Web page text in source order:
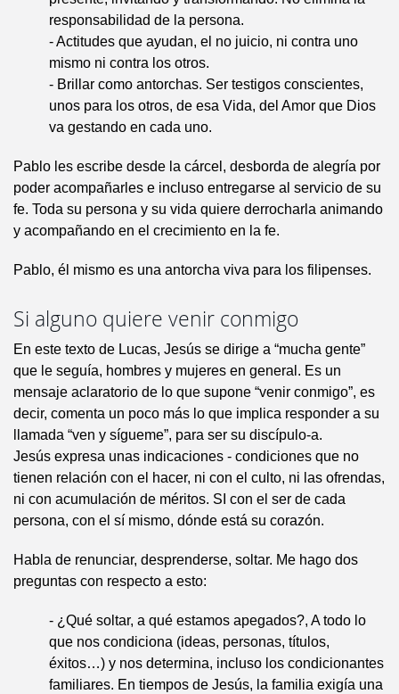
responsabilidad de la persona.
- Actitudes que ayudan, el no juicio, ni contra uno
mismo ni contra los otros.
- Brillar como antorchas. Ser testigos conscientes,
unos para los otros, de esa Vida, del Amor que Dios
va gestando en cada uno.
Pablo les escribe desde la cárcel, desborda de alegría por
poder acompañarles e incluso entregarse al servicio de su
fe. Toda su persona y su vida quiere derrocharla animando
y acompañando en el crecimiento en la fe.
Pablo, él mismo es una antorcha viva para los filipenses.
Si alguno quiere venir conmigo
En este texto de Lucas, Jesús se dirige a “mucha gente”
que le seguía, hombres y mujeres en general. Es un
mensaje aclaratorio de lo que supone “venir conmigo”, es
decir, comenta un poco más lo que implica responder a su
llamada “ven y sígueme”, para ser su discípulo-a.
Jesús expresa unas indicaciones - condiciones que no
tienen relación con el hacer, ni con el culto, ni las ofrendas,
ni con acumulación de méritos. SI con el ser de cada
persona, con el sí mismo, dónde está su corazón.
Habla de renunciar, desprenderse, soltar. Me hago dos
preguntas con respecto a esto:
- ¿Qué soltar, a qué estamos apegados?, A todo lo
que nos condiciona (ideas, personas, títulos,
éxitos…) y nos determina, incluso los condicionantes
familiares. En tiempos de Jesús, la familia exigía una